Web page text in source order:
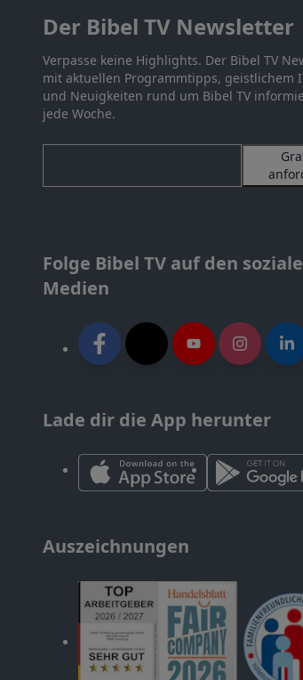
Der Bibel TV Newsletter
Verpasse keine Highlights. Der Bibel TV
mit aktuellen Programmtipps, geistlichem
und Neuigkeiten rund um Bibel TV
jede Woche.
Folge Bibel TV auf den
Medien
Lade dir die App herunter
Auszeichnungen